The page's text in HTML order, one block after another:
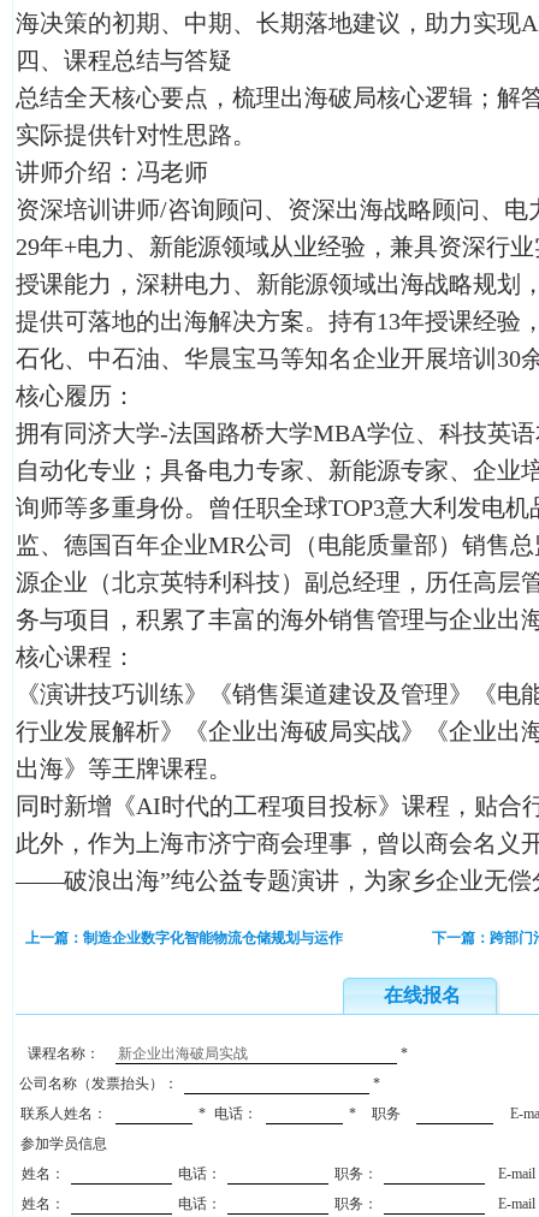
海决策的初期、中期、长期落地建议，助力实现
四、课程总结与答疑
总结全天核心要点，梳理出海破局核心逻辑；解
实际提供针对性思路。
讲师介绍：冯老师
资深培训讲师/咨询顾问、资深出海战略顾问、
29年+电力、新能源领域从业经验，兼具资深行
授课能力，深耕电力、新能源领域出海战略规划
提供可落地的出海解决方案。持有13年授课经验
石化、中石油、华晨宝马等知名企业开展培训30
核心履历：
拥有同济大学-法国路桥大学MBA学位、科技英
自动化专业；具备电力专家、新能源专家、企业
询师等多重身份。曾任职全球TOP3意大利发电
监、德国百年企业MR公司（电能质量部）销售
源企业（北京英特利科技）副总经理，历任高层
务与项目，积累了丰富的海外销售管理与企业出
核心课程：
《演讲技巧训练》《销售渠道建设及管理》《电
行业发展解析》《企业出海破局实战》《企业出
出海》等王牌课程。
同时新增《AI时代的工程项目投标》课程，贴合
此外，作为上海市济宁商会理事，曾以商会名义
——破浪出海”纯公益专题演讲，为家乡企业无偿
上一篇：制造企业数字化智能物流仓储规划与运作 下一篇：跨部门
在线报名
课程名称：
*
公司名称（发票抬头）：
*
联系人姓名：
* 电话： * 职务
E-
参加学员信息
姓名：
电话： 职务：
E-mail
姓名：
电话： 职务：
E-mail